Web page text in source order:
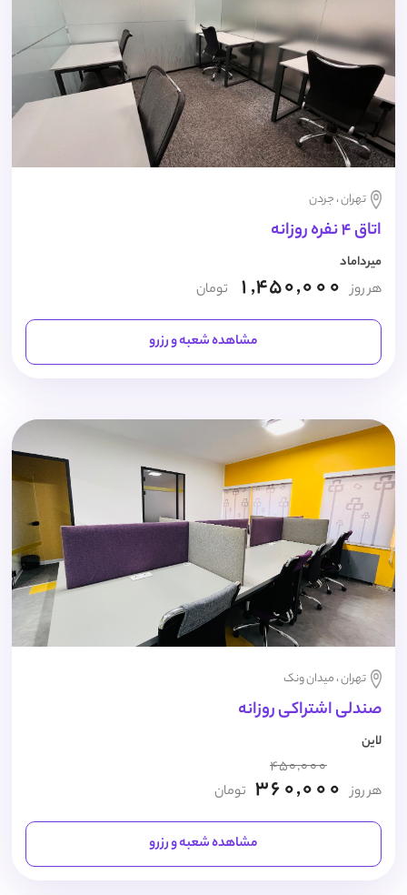
تهران ، جردن
اتاق 4 نفره روزانه
میرداماد
هر روز 1,450,000 تومان
مشاهده شعبه و رزرو
تهران ، میدان ونک
صندلی اشتراکی روزانه
لاین
هر روز
450,000
360,000 تومان
مشاهده شعبه و رزرو